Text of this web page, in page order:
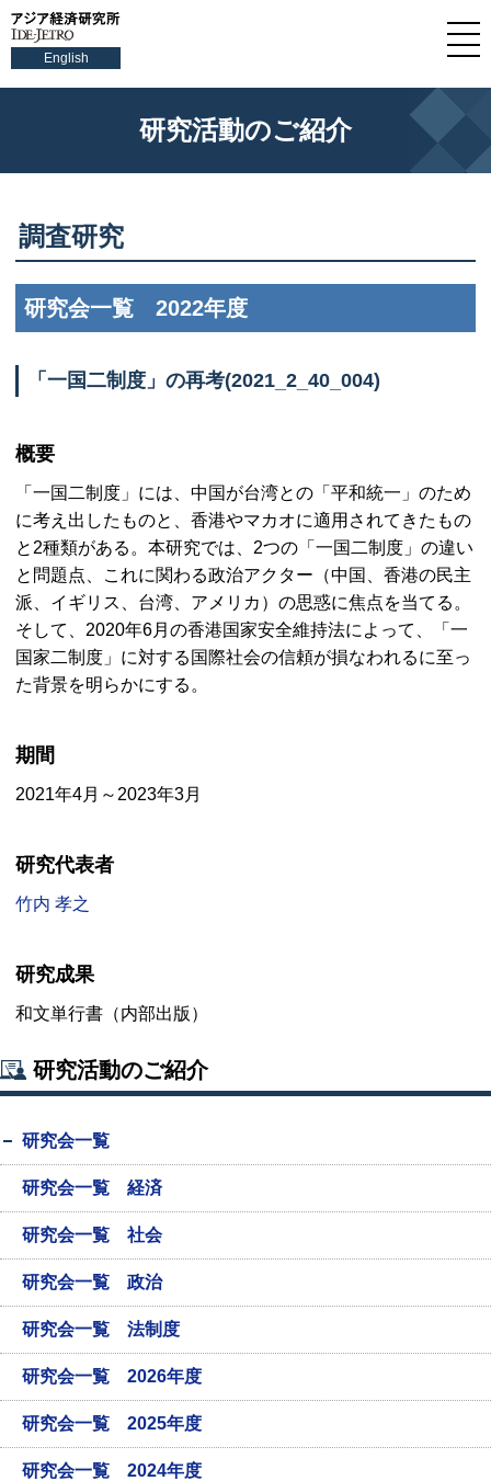
English
研究活動のご紹介
調査研究
研究会一覧 2022年度
「一国二制度」の再考(2021_2_40_004)
概要
「一国二制度」には、中国が台湾との「平和統一」のため
に考え出したものと、香港やマカオに適用されてきたもの
と2種類がある。本研究では、2つの「一国二制度」の違い
と問題点、これに関わる政治アクター（中国、香港の民主
派、イギリス、台湾、アメリカ）の思惑に焦点を当てる。
そして、2020年6月の香港国家安全維持法によって、「一
国家二制度」に対する国際社会の信頼が損なわれるに至っ
た背景を明らかにする。
期間
2021年4月～2023年3月
研究代表者
竹内 孝之
研究成果
和文単行書（内部出版）
研究活動のご紹介
研究会一覧
研究会一覧 経済
研究会一覧 社会
研究会一覧 政治
研究会一覧 法制度
研究会一覧 2026年度
研究会一覧 2025年度
研究会一覧 2024年度